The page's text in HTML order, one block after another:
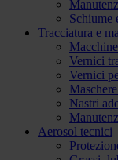
Schiume
Tracciatura e
Vernici
Vernici
Nastri
Aerosol tecnici